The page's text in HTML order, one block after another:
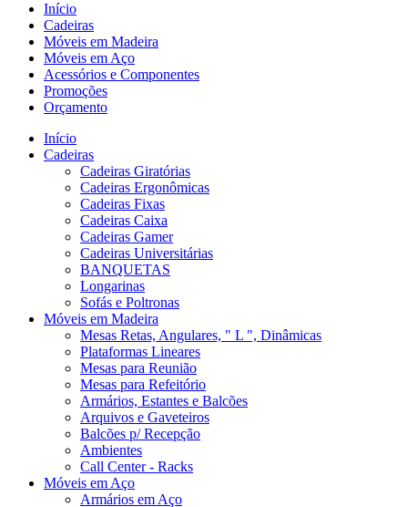
Início
Cadeiras
Móveis em Madeira
Móveis em Aço
Acessórios e Componentes
Promoções
Orçamento
Início
Cadeiras
Cadeiras Giratórias
Cadeiras Ergonômicas
Cadeiras Fixas
Cadeiras Caixa
Cadeiras Gamer
Cadeiras Universitárias
BANQUETAS
Longarinas
Sofás e Poltronas
Móveis em Madeira
Mesas Retas, Angulares, " L ", Dinâmicas
Plataformas Lineares
Mesas para Reunião
Mesas para Refeitório
Armários, Estantes e Balcões
Arquivos e Gaveteiros
Balcões p/ Recepção
Ambientes
Call Center - Racks
Móveis em Aço
Armários em Aço